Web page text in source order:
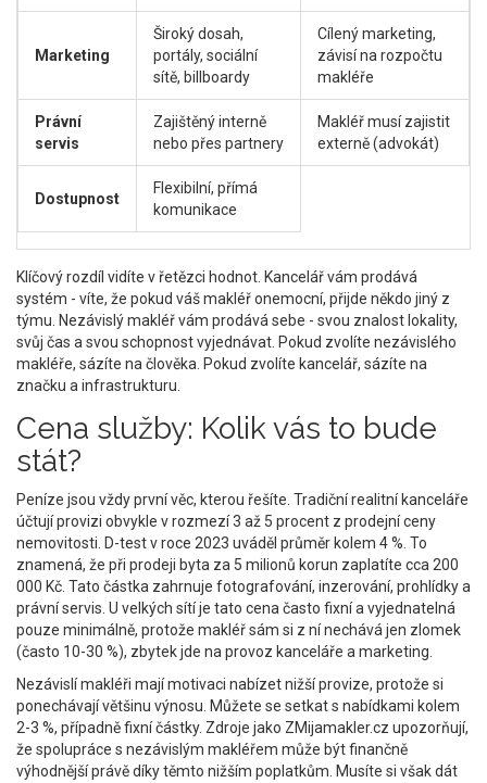
Marketing
Široký dosah,
portály, sociální
sítě, billboardy
Cílený marketing,
závisí na rozpočtu
makléře
Právní
servis
Zajištěný interně
nebo přes partnery
Makléř musí zajistit
externě (advokát)
Dostupnost
Flexibilní, přímá
komunikace
Klíčový rozdíl vidíte v řetězci hodnot. Kancelář vám prodává
systém - víte, že pokud váš makléř onemocní, přijde někdo jiný z
týmu. Nezávislý makléř vám prodává sebe - svou znalost lokality,
svůj čas a svou schopnost vyjednávat. Pokud zvolíte nezávislého
makléře, sázíte na člověka. Pokud zvolíte kancelář, sázíte na
značku a infrastrukturu.
Cena služby: Kolik vás to bude
stát?
Peníze jsou vždy první věc, kterou řešíte. Tradiční realitní kanceláře
účtují provizi obvykle v rozmezí 3 až 5 procent z prodejní ceny
nemovitosti. D-test v roce 2023 uváděl průměr kolem 4 %. To
znamená, že při prodeji byta za 5 milionů korun zaplatíte cca 200
000 Kč. Tato částka zahrnuje fotografování, inzerování, prohlídky a
právní servis. U velkých sítí je tato cena často fixní a vyjednatelná
pouze minimálně, protože makléř sám si z ní nechává jen zlomek
(často 10-30 %), zbytek jde na provoz kanceláře a marketing.
Nezávislí makléři mají motivaci nabízet nižší provize, protože si
ponechávají většinu výnosu. Můžete se setkat s nabídkami kolem
2-3 %, případně fixní částky. Zdroje jako ZMijamakler.cz upozorňují,
že spolupráce s nezávislým makléřem může být finančně
výhodnější právě díky těmto nižším poplatkům. Musíte si však dát